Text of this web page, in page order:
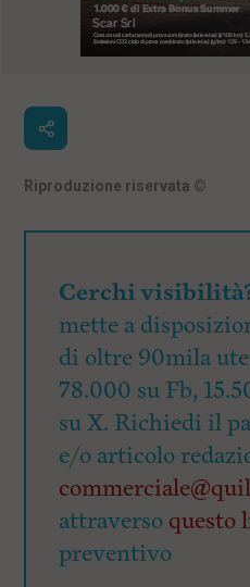
Riproduzione riservata ©
Cerchi
mette a
di oltre 90mila
78.000 su Fb,
su X. Richiedi il
e/o articolo
attraverso questo
preventivo